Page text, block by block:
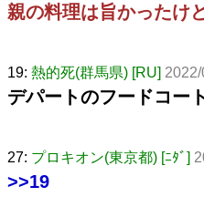
親の料理は旨かったけ
19: 熱的死(群馬県) [RU]
デパートのフードコー
27: プロキオン(東京都) [ﾆﾀﾞ]
>>19